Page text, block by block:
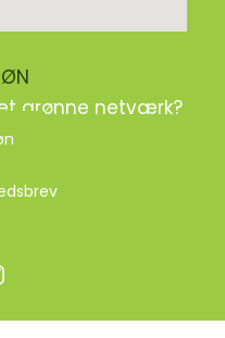
grønne netværk?